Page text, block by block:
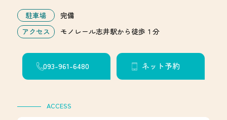
駐車場
完備
アクセス
モノレール志井駅から徒歩１分
093-961-6480 ネット予約
ACCESS